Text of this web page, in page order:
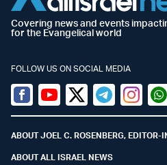
Covering news and events
for the Evangelical world
FOLLOW US ON SOCIAL MEDIA
Facebook
YoutubeTwitter (X)
Telegram
ABOUT JOEL C. ROSENBERG, EDITOR-
ABOUT ALL ISRAEL NEWS